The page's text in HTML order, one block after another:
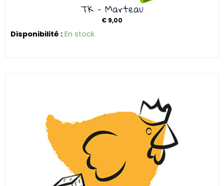
TK – Marteau
€ 9,00
Disponibilité : En stock